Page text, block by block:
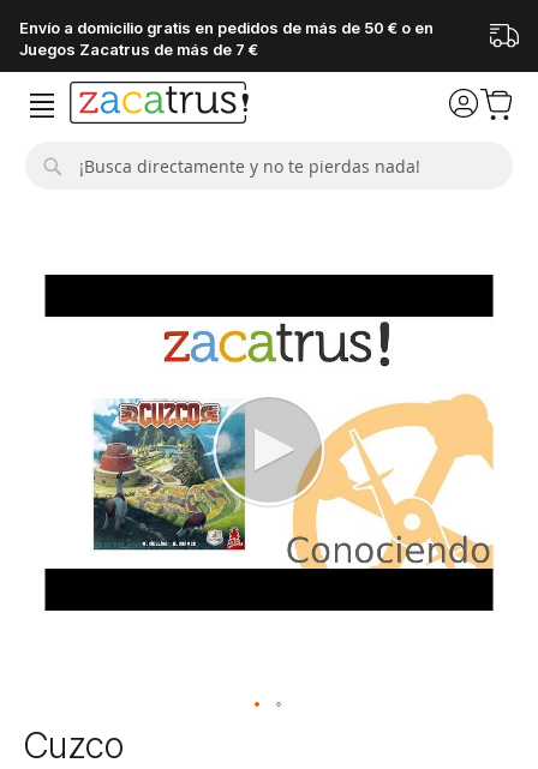
Envío a domicilio gratis en pedidos de más de 50 € o en
Juegos Zacatrus de más de 7 €
Saltar
al
Cuzco